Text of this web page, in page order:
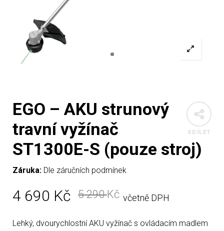
SDÍLET
EGO – AKU strunový
travní vyžínač
ST1300E-S (pouze stroj)
Záruka: Dle záručních podmínek
5 290Kč
4 690 Kč včetně DPH
Lehký, dvourychlostní AKU vyžínač s ovládacím madlem